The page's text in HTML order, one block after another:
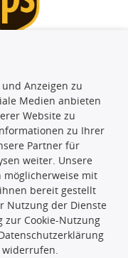
Daten,
gesamte Datenbank,
werden. Es ist zu
Datenbank ohne
zu
durch Dritte ausführen
verfolgt.
Anzeigen zu
Medien anbieten
Website zu
zu Ihrer
Partner für
weiter. Unsere
mit
bereit gestellt
Nutzung der Dienste
zur Cookie-Nutzung
widerrufen.